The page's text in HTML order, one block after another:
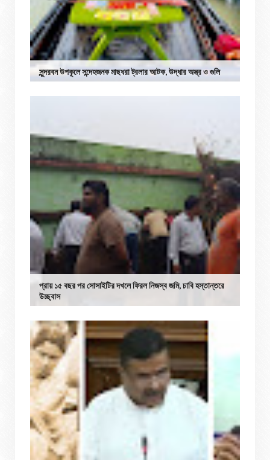
সুন্দরবন উপকূলে সন্দেহজনক মাছধরা ট্রলার আটক, উদ্ধার অস্ত্র ও গুলি
প্রায় ১৫ বছর পর সোসাইটির দখলে ফিরল নিজস্ব জমি, চাবি হস্তান্তরে
উচ্ছ্বাস